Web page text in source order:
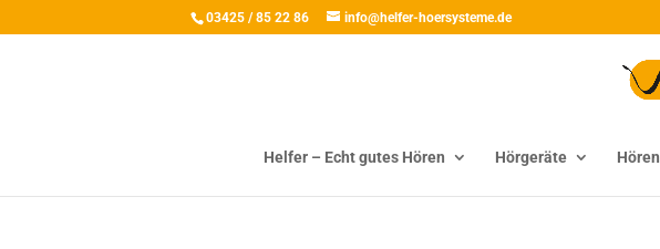
03425 / 85 22 86 info@helfer-hoersysteme.de
Helfer – Echt gutes Hören Hörgeräte Hören